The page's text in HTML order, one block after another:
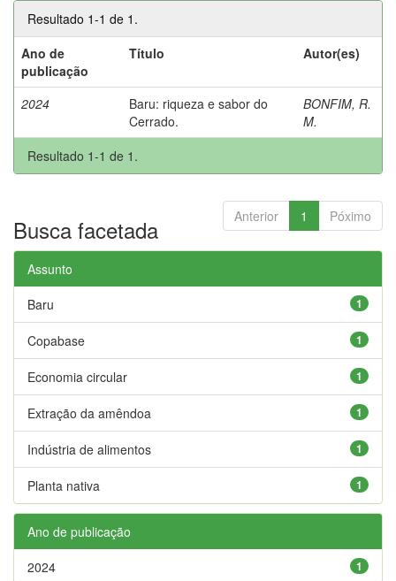
Resultado 1-1 de 1.
Ano de
publicação
Título Autor(es)
2024
Baru: riqueza e sabor do
Cerrado.
BONFIM, R.
M.
Resultado 1-1 de 1.
Anterior 1 Póximo
Busca facetada
Assunto
1
Baru
1
Copabase
1
Economia circular
1
Extração da amêndoa
1
Indústria de alimentos
1
Planta nativa
Ano de publicação
1
2024